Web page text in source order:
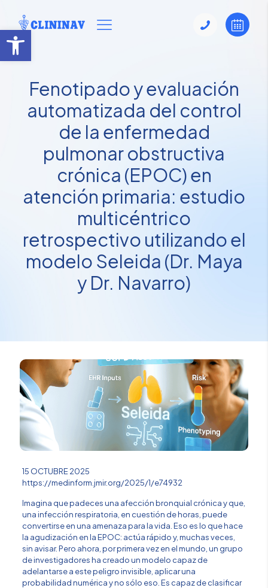
Abrir barra de herramientas
Fenotipado y evaluación
automatizada del control
de la enfermedad
pulmonar obstructiva
crónica (EPOC) en
atención primaria: estudio
multicéntrico
retrospectivo utilizando el
modelo Seleida (Dr. Maya
y Dr. Navarro)
15 OCTUBRE 2025
https://medinform.jmir.org/2025/1/e74932
Imagina que padeces una afección bronquial crónica y que,
una infección respiratoria, en cuestión de horas, puede
convertirse en una amenaza para la vida. Eso es lo que hace
la agudización en la EPOC: actúa rápido y, muchas veces,
sin avisar. Pero ahora, por primera vez en el mundo, un grupo
de investigadores ha creado un modelo capaz de
adelantarse a este peligro invisible, aplicar una
probabilidad numérica y no sólo eso. Es capaz de clasificar